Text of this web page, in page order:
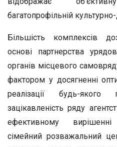
багатопрофільній культурно-
Більшість комплексів
основі партнерства
органів місцевого
фактором у досягненні
реалізації будь-
зацікавленість ряду
ефективному
сімейний розважальний